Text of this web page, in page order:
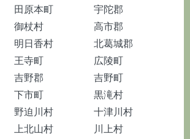
田原本町
宇陀郡
御杖村
高市郡
明日香村
北葛城郡
王寺町
広陵町
吉野郡
吉野町
下市町
黒滝村
野迫川村
十津川村
上北山村
川上村